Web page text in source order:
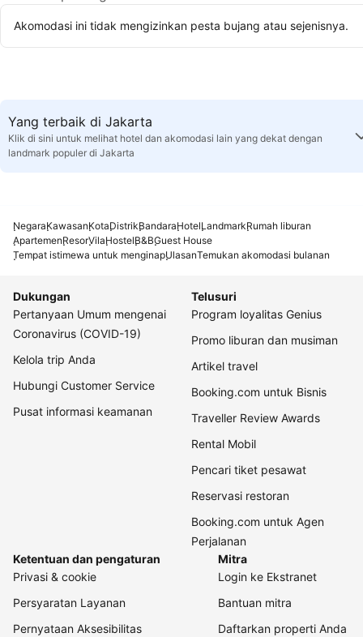
Akomodasi ini tidak mengizinkan pesta bujang atau sejenisnya.
Yang terbaik di Jakarta
Klik di sini untuk melihat hotel dan akomodasi lain yang dekat dengan
landmark populer di Jakarta
NegaraKawasanKotaDistrikBandaraHotelLandmarkRumah liburan
ApartemenResorVilaHostelB&BGuest House
Tempat istimewa untuk menginapUlasanTemukan akomodasi bulanan
Dukungan
Pertanyaan Umum mengenai
Coronavirus (COVID-19)
Kelola trip Anda
Hubungi Customer Service
Pusat informasi keamanan
Telusuri
Program loyalitas Genius
Promo liburan dan musiman
Artikel travel
Booking.com untuk Bisnis
Traveller Review Awards
Rental Mobil
Pencari tiket pesawat
Reservasi restoran
Booking.com untuk Agen
Perjalanan
Ketentuan dan pengaturan
Privasi & cookie
Persyaratan Layanan
Pernyataan Aksesibilitas
Mitra
Login ke Ekstranet
Bantuan mitra
Daftarkan properti Anda